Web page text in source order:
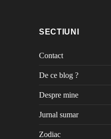
SECTIUNI
Contact
De ce blog ?
Despre mine
Jurnal sumar
Zodiac